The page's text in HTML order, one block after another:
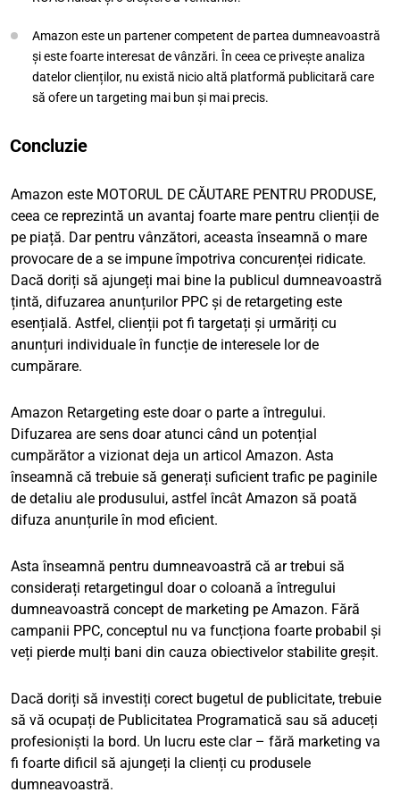
Amazon este un partener competent de partea dumneavoastră
și este foarte interesat de vânzări. În ceea ce privește analiza
datelor clienților, nu există nicio altă platformă publicitară care
să ofere un targeting mai bun și mai precis.
Concluzie
Amazon este MOTORUL DE CĂUTARE PENTRU PRODUSE,
ceea ce reprezintă un avantaj foarte mare pentru clienții de
pe piață. Dar pentru vânzători, aceasta înseamnă o mare
provocare de a se impune împotriva concurenței ridicate.
Dacă doriți să ajungeți mai bine la publicul dumneavoastră
țintă, difuzarea anunțurilor PPC și de retargeting este
esențială. Astfel, clienții pot fi targetați și urmăriți cu
anunțuri individuale în funcție de interesele lor de
cumpărare.
Amazon Retargeting este doar o parte a întregului.
Difuzarea are sens doar atunci când un potențial
cumpărător a vizionat deja un articol Amazon. Asta
înseamnă că trebuie să generați suficient trafic pe paginile
de detaliu ale produsului, astfel încât Amazon să poată
difuza anunțurile în mod eficient.
Asta înseamnă pentru dumneavoastră că ar trebui să
considerați retargetingul doar o coloană a întregului
dumneavoastră concept de marketing pe Amazon. Fără
campanii PPC, conceptul nu va funcționa foarte probabil și
veți pierde mulți bani din cauza obiectivelor stabilite greșit.
Dacă doriți să investiți corect bugetul de publicitate, trebuie
să vă ocupați de Publicitatea Programatică sau să aduceți
profesioniști la bord. Un lucru este clar – fără marketing va
fi foarte dificil să ajungeți la clienți cu produsele
dumneavoastră.